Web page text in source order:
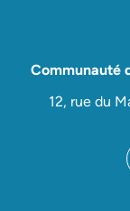
Communauté
12, rue du